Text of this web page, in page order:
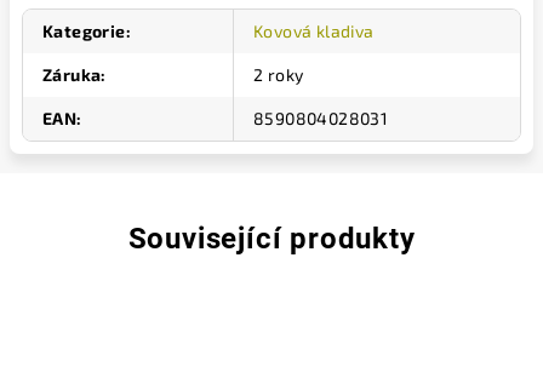
Kategorie: Kovová kladiva
Záruka: 2 roky
EAN: 8590804028031
Související produkty